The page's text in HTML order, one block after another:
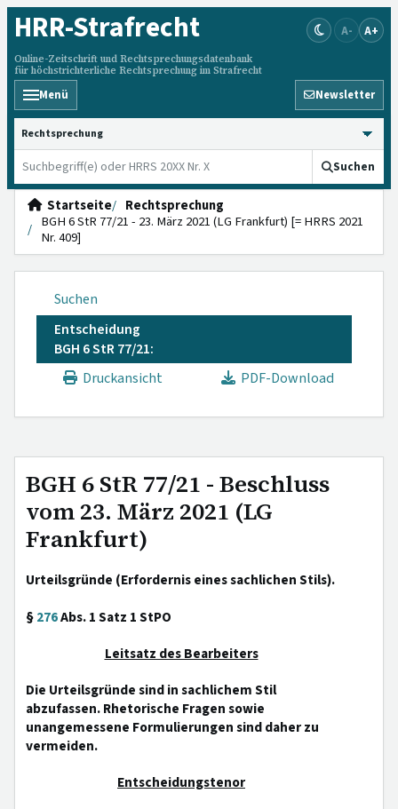
HRR-Strafrecht
Online-Zeitschrift und Rechtsprechungsdatenbank
für höchstrichterliche Rechtsprechung im Strafrecht
A- A+
Menü Newsletter
HRRS durchsuchen
Suchen
Startseite
Rechtsprechung
BGH 6 StR 77/21 - 23. März 2021 (LG Frankfurt) [= HRRS 2021
Nr. 409]
Suchen
Entscheidung
BGH 6 StR 77/21:
Druckansicht
PDF-Download
BGH 6 StR 77/21 - Beschluss
vom 23. März 2021 (LG
Frankfurt)
Urteilsgründe (Erfordernis eines sachlichen Stils).
§276Abs. 1 Satz 1 StPO
Leitsatz des Bearbeiters
Die Urteilsgründe sind in sachlichem Stil
abzufassen. Rhetorische Fragen sowie
unangemessene Formulierungen sind daher zu
vermeiden.
Entscheidungstenor